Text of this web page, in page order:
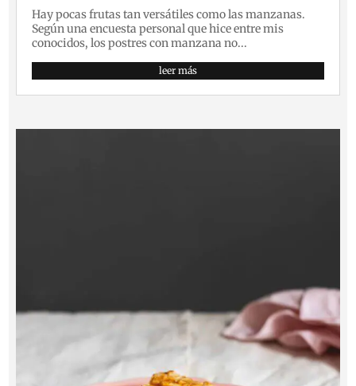
Hay pocas frutas tan versátiles como las manzanas.
Según una encuesta personal que hice entre mis
conocidos, los postres con manzana no...
leer más